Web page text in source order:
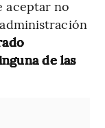
aceptar no
de las